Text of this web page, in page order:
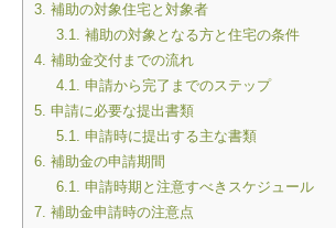
3. 補助の対象住宅と対象者
3.1. 補助の対象となる方と住宅の条件
4. 補助金交付までの流れ
4.1. 申請から完了までのステップ
5. 申請に必要な提出書類
5.1. 申請時に提出する主な書類
6. 補助金の申請期間
6.1. 申請時期と注意すべきスケジュール
7. 補助金申請時の注意点